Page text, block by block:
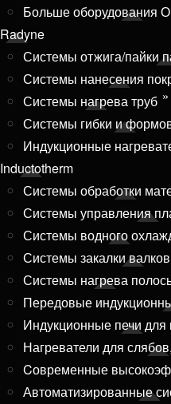
Больше оборудования
Radyne
Системы отжига/пайки
Системы нанесения
Системы нагрева труб
Системы гибки и
Индукционные
Inductotherm
Системы обработки
Системы управления
Системы водного
Системы закалки
Системы нагрева
Передовые
Индукционные печи
Нагреватели для
Cовременные
Автоматизированные